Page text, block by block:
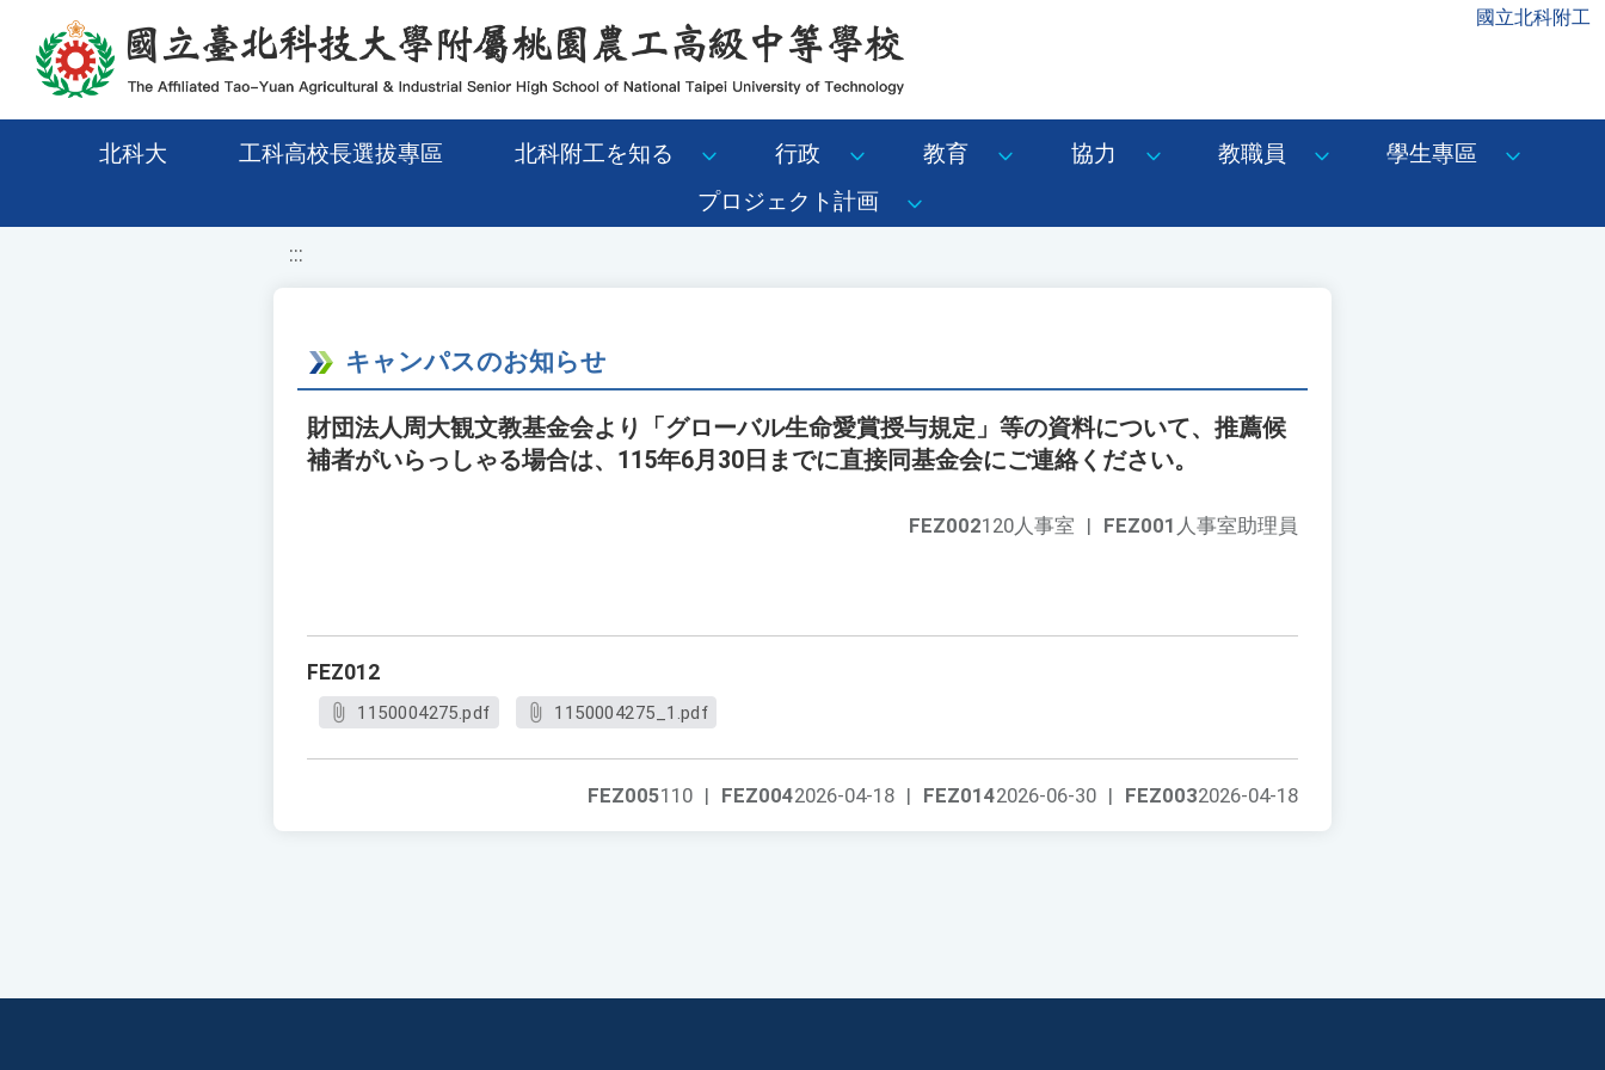
移至網頁之主要內容區位置 國立北科附工
北科大 工科高校長選拔專區 北科附工を知る 行政 教育 協力 教職員
學生專區
プロジェクト計画
:::
キャンパスのお知らせ
財団法人周大観文教基金会より「グローバル生命愛賞授与規定」等の資料について、推薦候
補者がいらっしゃる場合は、115年6月30日までに直接同基金会にご連絡ください。
FEZ001 人事室助理員
FEZ002120人事室 |
FEZ012
1150004275.pdf 1150004275_1.pdf
FEZ0032026-04-18
FEZ0142026-06-30 |
FEZ0042026-04-18 |
FEZ005110 |